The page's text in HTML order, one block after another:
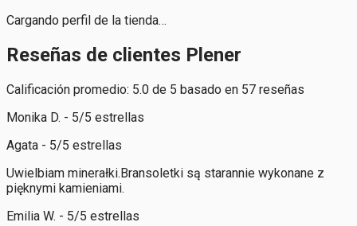
Cargando perfil de la tienda…
Reseñas de clientes Plener
Calificación promedio: 5.0 de 5 basado en 57 reseñas
Monika D. - 5/5 estrellas
Agata - 5/5 estrellas
Uwielbiam minerałki.Bransoletki są starannie wykonane z
pięknymi kamieniami.
Emilia W. - 5/5 estrellas